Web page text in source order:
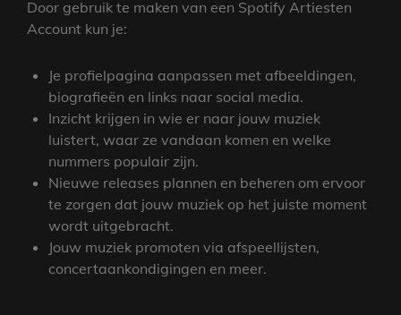
Door gebruik te maken van een Spotify Artiesten
Account kun je:
Je profielpagina aanpassen met afbeeldingen,
biografieën en links naar social media.
Inzicht krijgen in wie er naar jouw muziek
luistert, waar ze vandaan komen en welke
nummers populair zijn.
Nieuwe releases plannen en beheren om ervoor
te zorgen dat jouw muziek op het juiste moment
wordt uitgebracht.
Jouw muziek promoten via afspeellijsten,
concertaankondigingen en meer.